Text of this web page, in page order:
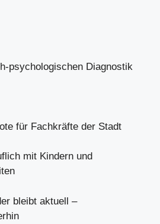
psychologischen Diagnostik
für Fachkräfte der Stadt
mit Kindern und
bleibt aktuell –